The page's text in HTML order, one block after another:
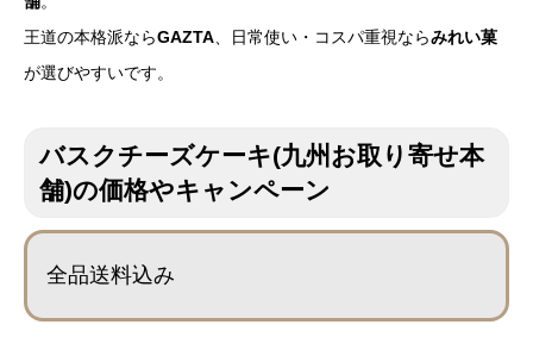
王道の本格派ならGAZTA 、日常使い・コスパ重視ならみれい菓
が選びやすいです。
バスクチーズケーキ(九州お取り寄せ本
舗)の価格やキャンペーン
全品送料込み